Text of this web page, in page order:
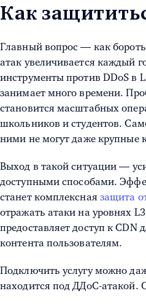
Как
Главный вопрос — как
атак увеличивается каждый
инструменты против DDoS в
занимает много времени.
становится масштабных
школьников и студентов.
ними не могут даже крупные
Выход в такой ситуации —
доступными способами.
станет комплексная защита
отражать атаки на уровнях
предоставляет доступ к CDN
контента пользователям.
Подключить услугу можно
находится под ДДоС-атакой.